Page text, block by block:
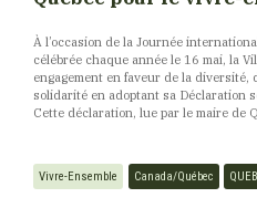
À l’occasion de la Journée
célébrée chaque année le 16 mai, la
engagement en faveur de la diversité,
solidarité en adoptant sa Déclaration
Cette déclaration, lue par le maire de
Vivre-Ensemble Canada/Québec